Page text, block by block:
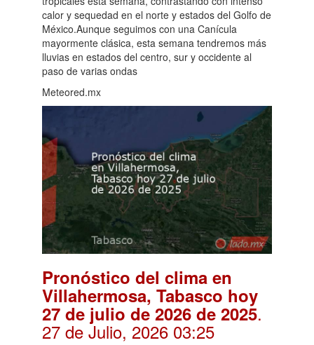
calor y sequedad en el norte y estados del Golfo de
México.Aunque seguimos con una Canícula
mayormente clásica, esta semana tendremos más
lluvias en estados del centro, sur y occidente al
paso de varias ondas
Meteored.mx
Pronóstico del clima en
Villahermosa, Tabasco hoy
27 de julio de 2026 de 2025.
27 de Julio, 2026 03:25